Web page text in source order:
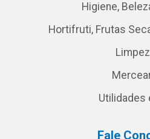
Higiene,
Hortifruti, Frutas
Utilidades
Fale